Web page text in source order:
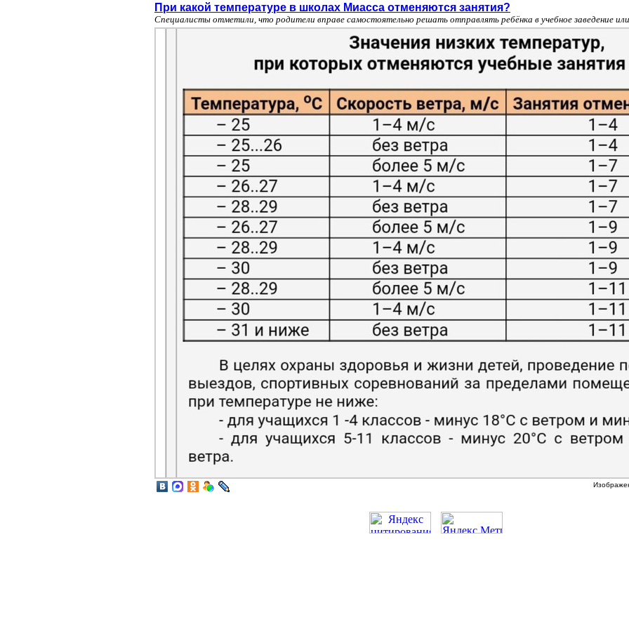
При какой температуре в школах Миасса отменяются занятия?
Специалисты отметили, что родители вправе самостоятельно решать отправлять ребёнка в учебное заведение